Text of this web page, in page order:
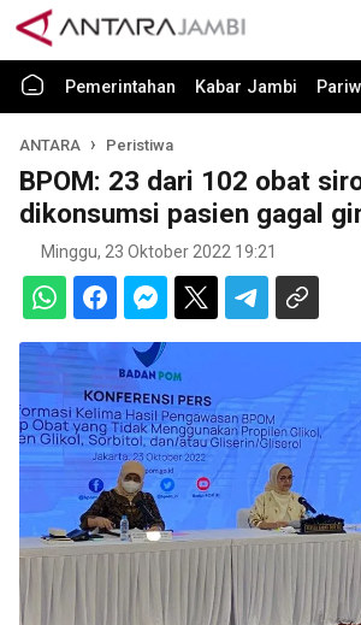
Pemerintahan Kabar Jambi
ANTARA Peristiwa
BPOM: 23 dari 102 obat
dikonsumsi pasien gagal
Minggu, 23 Oktober 2022 19:21